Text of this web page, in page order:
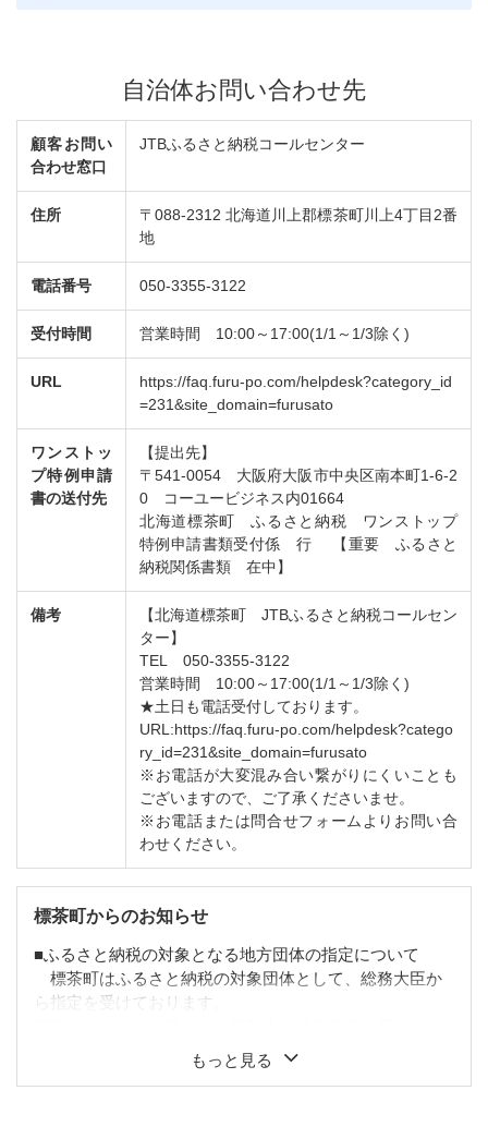
自治体お問い合わせ先
顧客お問い
合わせ窓口
JTBふるさと納税コールセンター
住所
〒088-2312 北海道川上郡標茶町川上4丁目2番
地
電話番号 050-3355-3122
受付時間 営業時間 10:00～17:00(1/1～1/3除く)
URL
https://faq.furu-po.com/helpdesk?category_id
=231&site_domain=furusato
ワンストッ
プ特例申請
書の送付先
【提出先】
〒541-0054 大阪府大阪市中央区南本町1-6-2
0 コーユービジネス内01664
北海道標茶町 ふるさと納税 ワンストップ
特例申請書類受付係 行 【重要 ふるさと
納税関係書類 在中】
備考
【北海道標茶町 JTBふるさと納税コールセン
ター】
TEL 050-3355-3122
営業時間 10:00～17:00(1/1～1/3除く)
★土日も電話受付しております。
URL:https://faq.furu-po.com/helpdesk?catego
ry_id=231&site_domain=furusato
※お電話が大変混み合い繋がりにくいことも
ございますので、ご了承くださいませ。
※お電話または問合せフォームよりお問い合
わせください。
標茶町からのお知らせ
■ふるさと納税の対象となる地方団体の指定について
標茶町はふるさと納税の対象団体として、総務大臣か
ら指定を受けております。
■個人情報の取り扱いについて
もっと見る